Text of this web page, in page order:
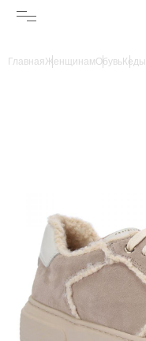
ГлавнаяЖенщинамОбувьКеды